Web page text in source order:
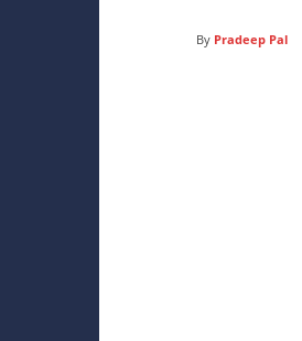
By Pradeep Pal